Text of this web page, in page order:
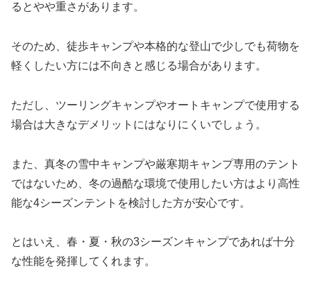
るとやや重さがあります。
そのため、徒歩キャンプや本格的な登山で少しでも荷物を
軽くしたい方には不向きと感じる場合があります。
ただし、ツーリングキャンプやオートキャンプで使用する
場合は大きなデメリットにはなりにくいでしょう。
また、真冬の雪中キャンプや厳寒期キャンプ専用のテント
ではないため、冬の過酷な環境で使用したい方はより高性
能な4シーズンテントを検討した方が安心です。
とはいえ、春・夏・秋の3シーズンキャンプであれば十分
な性能を発揮してくれます。